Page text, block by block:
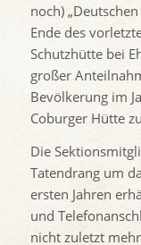
noch)
Ende des
Schutzhütte bei
großer
Bevölkerung im
Coburger Hütte
Die
Tatendrang um
ersten Jahren
und
nicht zuletzt